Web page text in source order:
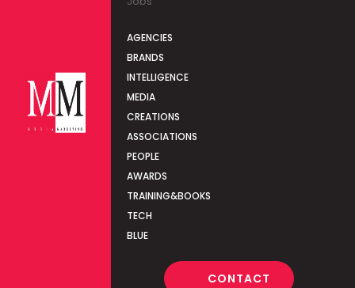
AGENCIES
BRANDS
INTELLIGENCE
MEDIA
CREATIONS
ASSOCIATIONS
PEOPLE
AWARDS
TRAINING&BOOKS
TECH
BLUE
CONTACT